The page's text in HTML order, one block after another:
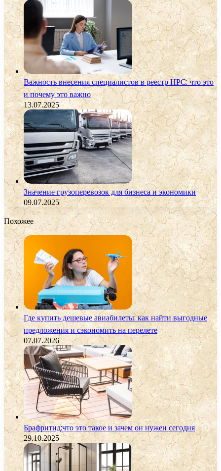
Важность внесения специалистов в реестр НРС: что это
и почему это важно
13.07.2025
Значение грузоперевозок для бизнеса и экономики
09.07.2025
Похожее
Где купить дешевые авиабилеты: как найти выгодные
предложения и сэкономить на перелете
07.07.2026
Брафритид:что это такое и зачем он нужен сегодня
29.10.2025